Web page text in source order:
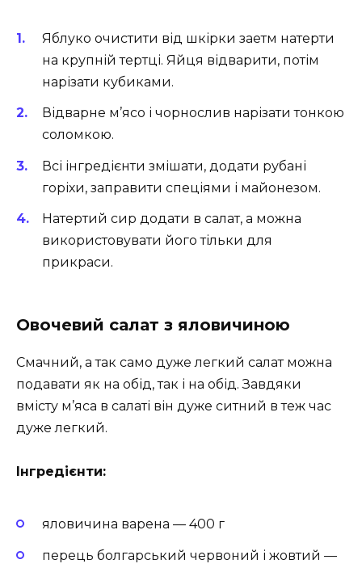
Яблуко очистити від шкірки заетм натерти
на крупній тертці. Яйця відварити, потім
нарізати кубиками.
Відварне м’ясо і чорнослив нарізати тонкою
соломкою.
Всі інгредієнти змішати, додати рубані
горіхи, заправити спеціями і майонезом.
Натертий сир додати в салат, а можна
використовувати його тільки для
прикраси.
Овочевий салат з яловичиною
Смачний, а так само дуже легкий салат можна
подавати як на обід, так і на обід. Завдяки
вмісту м’яса в салаті він дуже ситний в теж час
дуже легкий.
Інгредієнти:
яловичина варена — 400 г
перець болгарський червоний і жовтий —